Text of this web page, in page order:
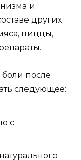
и
других
пиццы,
после
следующее:
с